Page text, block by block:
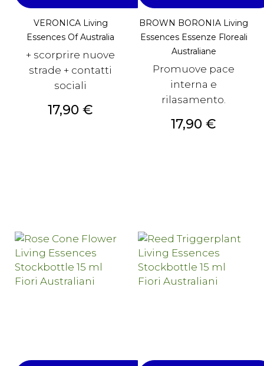
VERONICA Living
Essences Of Australia
+ scorprire nuove
strade + contatti
sociali
Prezzo
17,90 €
BROWN BORONIA Living
Essences Essenze Floreali
Australiane
Promuove pace
interna e
rilasamento.
Prezzo
17,90 €